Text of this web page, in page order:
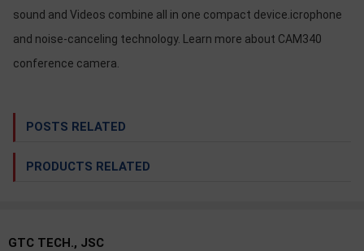
sound and Videos combine all in one compact device.icrophone
and noise-canceling technology. Learn more about CAM340
conference camera.
POSTS RELATED
PRODUCTS RELATED
GTC TECH., JSC
OTHOR
CATEGORY
Solution
Support
Contact
LANGUAGE